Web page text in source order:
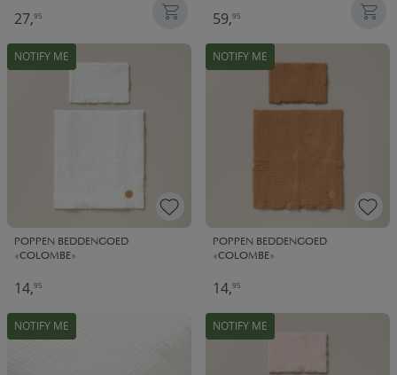
27,95 59,95
NOTIFY ME
POPPEN BEDDENGOED
«COLOMBE»
14,95
NOTIFY ME
POPPEN BEDDENGOED
«COLOMBE»
14,95
NOTIFY ME NOTIFY ME